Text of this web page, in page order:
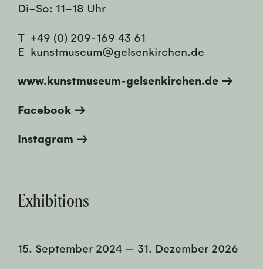
Di–So: 11–18 Uhr
T +49 (0) 209-169 43 61
E kunstmuseum@gelsenkirchen.de
www.kunstmuseum-gelsenkirchen.de →
Facebook →
Instagram →
Exhibitions
15. September 2024 — 31. Dezember 2026